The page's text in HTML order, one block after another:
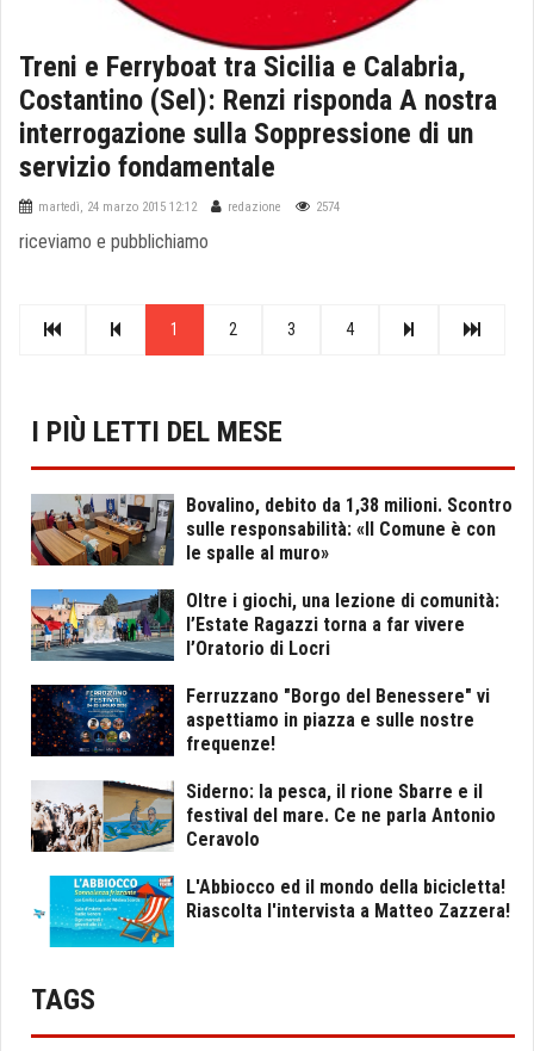
Treni e Ferryboat tra Sicilia e Calabria,
Costantino (Sel): Renzi risponda A nostra
interrogazione sulla Soppressione di un
servizio fondamentale
martedì, 24 marzo 2015 12:12 redazione 2574
riceviamo e pubblichiamo
1 2 3 4
I PIÙ LETTI DEL MESE
Bovalino, debito da 1,38 milioni. Scontro
sulle responsabilità: «Il Comune è con
le spalle al muro»
Oltre i giochi, una lezione di comunità:
l’Estate Ragazzi torna a far vivere
l’Oratorio di Locri
Ferruzzano "Borgo del Benessere" vi
aspettiamo in piazza e sulle nostre
frequenze!
Siderno: la pesca, il rione Sbarre e il
festival del mare. Ce ne parla Antonio
Ceravolo
L'Abbiocco ed il mondo della bicicletta!
Riascolta l'intervista a Matteo Zazzera!
TAGS